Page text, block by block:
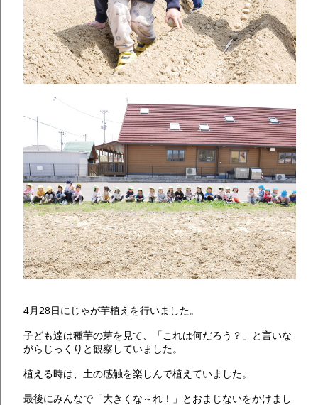
4月28日にじゃが芋植えを行いました。
子ども達は種芋の芽を見て、「これは何だろう？」と言いな
がらじっくりと観察していました。
植える時は、土の感触を楽しんで植えていました。
最後にみんなで「大きくな～れ！」とおまじないをかけまし